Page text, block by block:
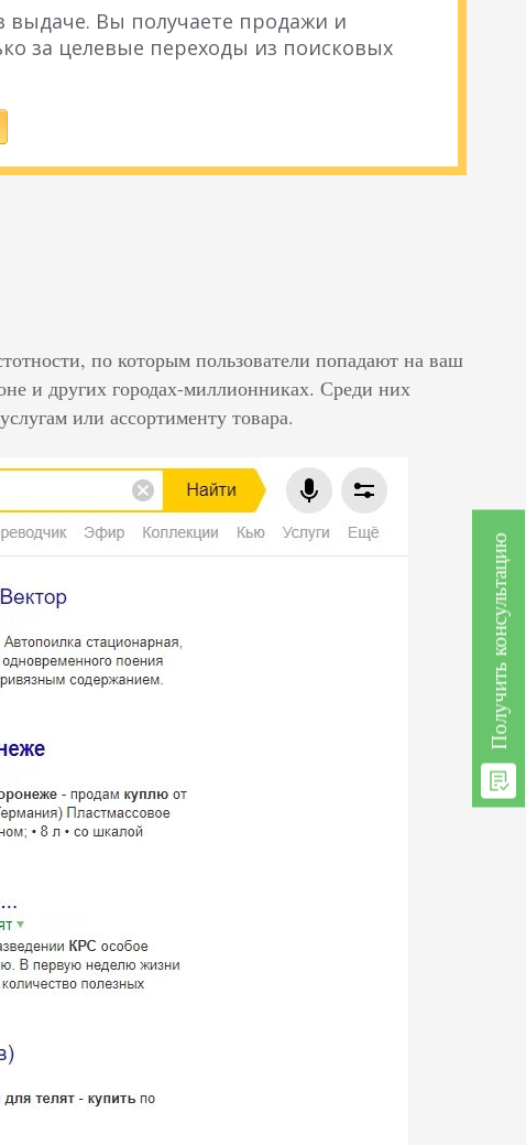
Вы получаете продажи и
за целевые переходы из поисковых
по которым пользователи попадают на ваш
и других городах-миллионниках. Среди них
или ассортименту товара.
Получить консультацию